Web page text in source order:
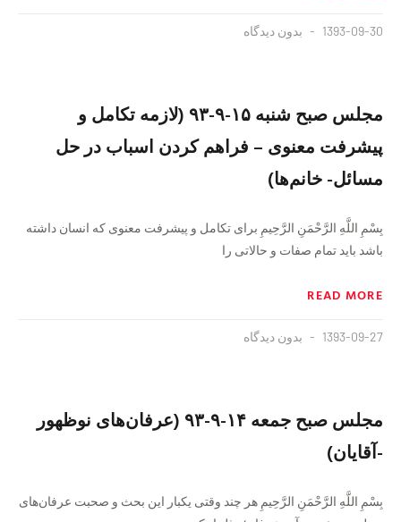
1393-09-30 بدون دیدگاه
مجلس صبح شنبه ۱۵-۹-۹۳ (لازمه تکامل و
پیشرفت معنوی – فراهم کردن اسباب در حل
مسائل- خانم‌ها)
بِسْمِ اللَّهِ الرَّحْمَنِ الرَّحِيمِ برای تکامل و پیشرفت معنوی که انسان داشته
باشد باید تمام صفات و حالاتی را
READ MORE
1393-09-27 بدون دیدگاه
مجلس صبح جمعه ۱۴-۹-۹۳ (عرفان‌های نوظهور
-آقایان)
بِسْمِ اللَّهِ الرَّحْمَنِ الرَّحِيمِ هر چند وقتی یکبار این بحث و صحبت عرفان‌های